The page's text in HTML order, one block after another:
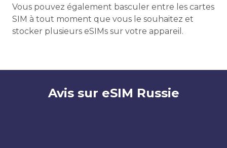
Vous pouvez également basculer entre les cartes
SIM à tout moment que vous le souhaitez et
stocker plusieurs eSIMs sur votre appareil.
Avis sur eSIM Russie